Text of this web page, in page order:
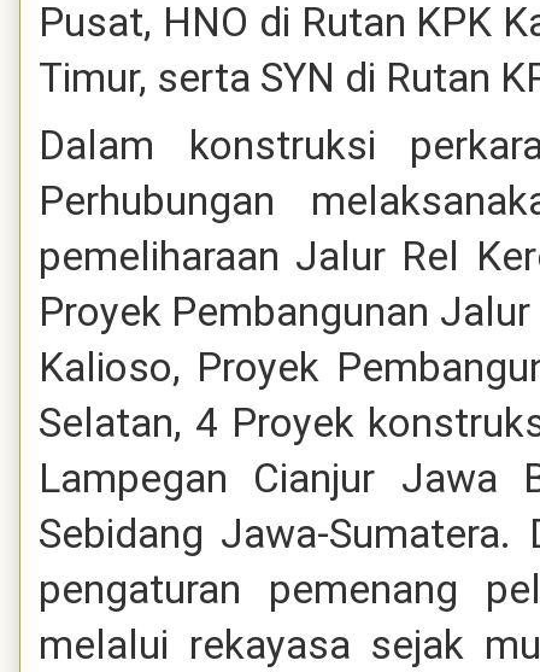
Pusat, HNO di Rutan KPK
Timur, serta SYN di Rutan
Dalam konstruksi
Perhubungan
pemeliharaan Jalur Rel
Proyek Pembangunan
Kalioso, Proyek
Selatan, 4 Proyek
Lampegan Cianjur Jawa
Sebidang Jawa-
pengaturan pemenang
melalui rekayasa sejak